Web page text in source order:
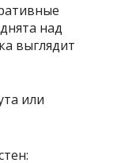
над
выглядит